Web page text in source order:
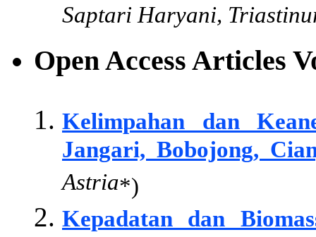
Saptari Haryani,
Open Access Articles
Kelimpahan dan
Jangari, Bobojong,
Astria*)
Kepadatan dan